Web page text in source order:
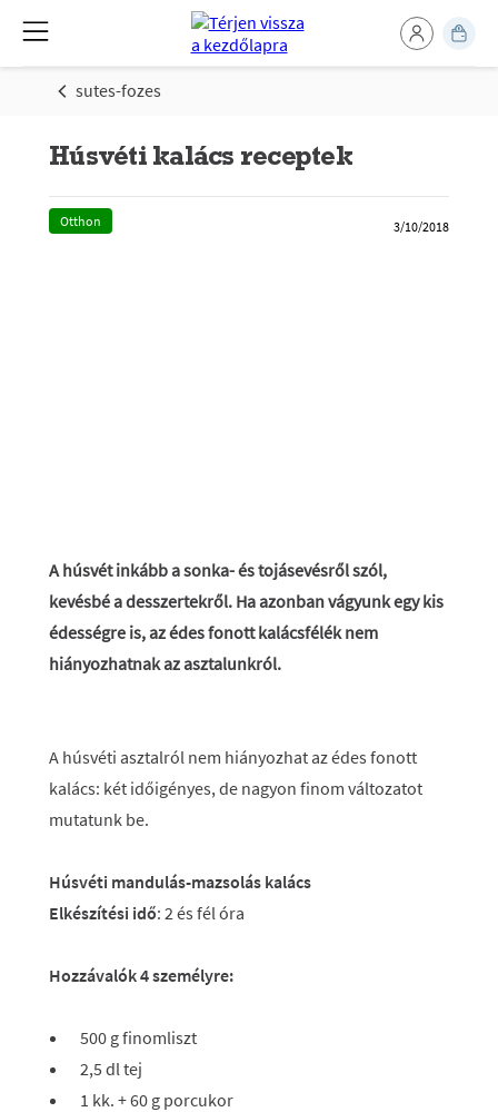
sutes-fozes
Húsvéti kalács receptek
Otthon 3/10/2018
A húsvét inkább a sonka- és tojásevésről szól,
kevésbé a desszertekről. Ha azonban vágyunk egy kis
édességre is, az édes fonott kalácsfélék nem
hiányozhatnak az asztalunkról.
A húsvéti asztalról nem hiányozhat az édes fonott
kalács: két időigényes, de nagyon finom változatot
mutatunk be.
Húsvéti mandulás-mazsolás kalács
Elkészítési idő: 2 és fél óra
Hozzávalók 4 személyre:
500 g finomliszt
2,5 dl tej
1 kk. + 60 g porcukor